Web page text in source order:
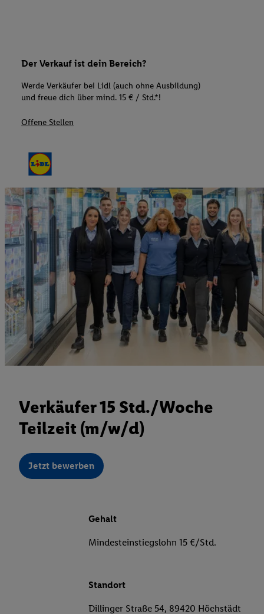
Der Verkauf ist dein Bereich?
Werde Verkäufer bei Lidl (auch ohne Ausbildung)
und freue dich über mind. 15 € / Std.*!
Offene Stellen
Verkäufer 15 Std./Woche
Teilzeit (m/w/d)
Jetzt bewerben
Gehalt
Mindesteinstiegslohn 15 €/Std.
Standort
Dillinger Straße 54, 89420 Höchstädt